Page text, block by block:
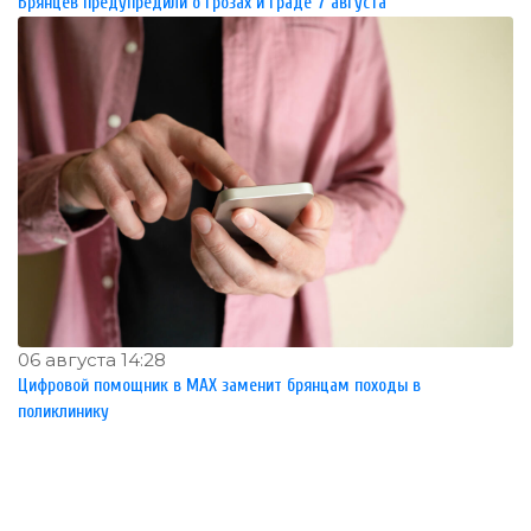
06 августа 14:28
Цифровой помощник в MAX заменит брянцам походы в
поликлинику